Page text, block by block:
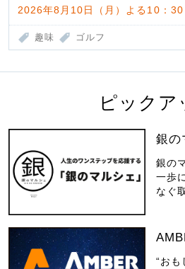
2026年8月10日（月）よる10：
趣味 ゴルフ
ピックア
銀の
銀の
一歩
なぐ
“おも